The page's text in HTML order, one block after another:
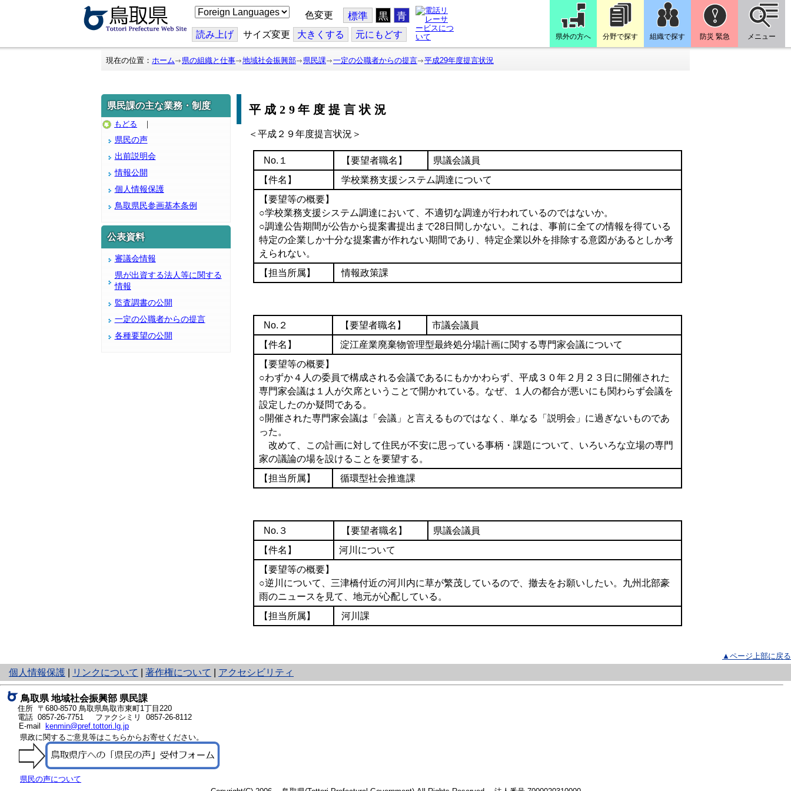
こ
の
ジ
を
翻
色変更 標準 黒 青
読み上げ サイズ変更 大きくする 元にもどす 県外の方へ 分野で探す 組織で探す 防災 緊急 メニュー
現在の位置： ホーム 県の組織と仕事 地域社会振興部 県民課 一定の公職者からの提言 平成29年度提言状況
県民課の主な業務・制度
もどる ｜
県民の声
出前説明会
情報公開
個人情報保護
鳥取県民参画基本条例
公表資料
審議会情報
県が出資する法人等に関する
情報
監査調書の公開
一定の公職者からの提言
各種要望の公開
平成29年度提言状況
＜平成２９年度提言状況＞
No.１ 【要望者職名】
県議会議員
【件名】
学校業務支援システム調達について
【要望等の概要】
○学校業務支援システム調達において、不適切な調達が行われているのではないか。
○調達公告期間が公告から提案書提出まで28日間しかない。これは、事前に全ての情報を得ている
特定の企業しか十分な提案書が作れない期間であり、特定企業以外を排除する意図があるとしか考
えられない。
【担当所属】
情報政策課
No.２ 【要望者職名】
市議会議員
【件名】
淀江産業廃棄物管理型最終処分場計画に関する専門家会議について
【要望等の概要】
○わずか４人の委員で構成される会議であるにもかかわらず、平成３０年２月２３日に開催された
専門家会議は１人が欠席ということで開かれている。なぜ、１人の都合が悪いにも関わらず会議を
設定したのか疑問である。
○開催された専門家会議は「会議」と言えるものではなく、単なる「説明会」に過ぎないものであ
った。
改めて、この計画に対して住民が不安に思っている事柄・課題について、いろいろな立場の専門
家の議論の場を設けることを要望する。
【担当所属】
循環型社会推進課
No.３ 【要望者職名】
県議会議員
【件名】
河川について
【要望等の概要】
○逆川について、三津橋付近の河川内に草が繁茂しているので、撤去をお願いしたい。九州北部豪
雨のニュースを見て、地元が心配している。
【担当所属】
河川課
▲ページ上部に戻る
個人情報保護
と
り
ネ
ッ
ト
へ
の
リンクについて 著作権について アクセシビリティ
鳥取県 地域社会振興部 県民課
住所 〒680-8570 鳥取県鳥取市東町1丁目220
電話 0857-26-7751
ファクシミリ 0857-26-8112
E-mail kenmin@pref.tottori.lg.jp
県政に関するご意見等はこちらからお寄せください。
県民の声について